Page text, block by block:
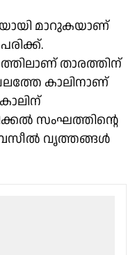
മാറുകയാണ്
താരത്തിന്
കാലിനാണ്
സംഘത്തിൻ്റെ
വൃത്തങ്ങൾ